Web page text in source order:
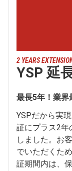
2 YEARS
YSP 延
最長5年！業界
YSPだから実
証にプラス2年
しました。お
でいただくた
証期間内は、